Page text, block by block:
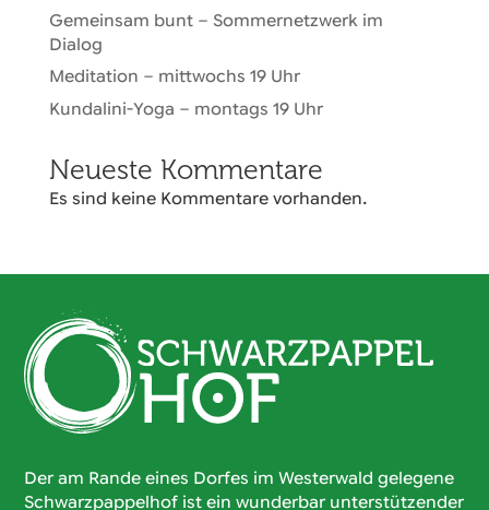
Gemeinsam bunt – Sommernetzwerk im
Dialog
Meditation – mittwochs 19 Uhr
Kundalini-Yoga – montags 19 Uhr
Neueste Kommentare
Es sind keine Kommentare vorhanden.
Der am Rande eines Dorfes im Westerwald gelegene
Schwarzpappelhof ist ein wunderbar unterstützender